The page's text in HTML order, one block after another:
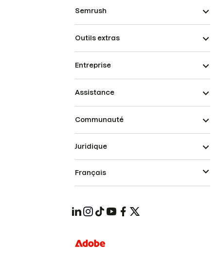
Semrush
Outils extras
Entreprise
Assistance
Communauté
Juridique
Français